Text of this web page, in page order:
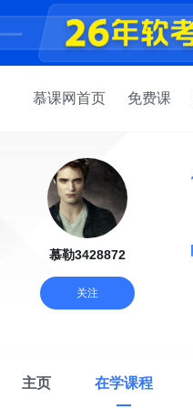
慕课网首页 免费课
慕勒3428872
关注
主页 在学课程